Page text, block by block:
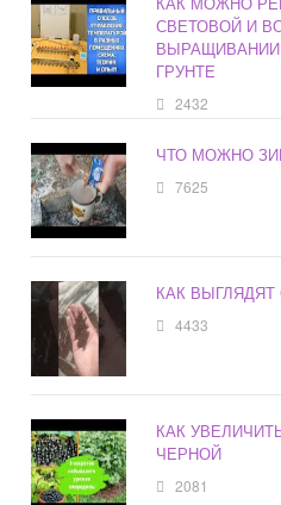
СВЕТОВОЙ И
ГРУНТЕ
2432
ЧТО МОЖНО
7625
КАК
4433
КАК
ЧЕРНОЙ
2081